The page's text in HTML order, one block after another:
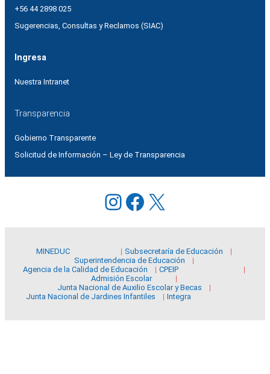
+56 44 2898 025
Sugerencias, Consultas y Reclamos (SIAC)
Ingresa
Nuestra Intranet
Transparencia
Gobierno Transparente
Solicitud de Información – Ley de Transparencia
Instagram
Facebook
X
MINEDUC
Subsecretaría de Educación
Superintendencia de Educación
Agencia de la Calidad de Educación
CPEIP
Admisión Escolar
Junta Nacional de Auxilio Escolar y Becas
Junta Nacional de Jardines Infantiles
Integra